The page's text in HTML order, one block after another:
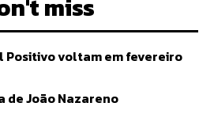
miss
Positivo voltam em fevereiro
João Nazareno